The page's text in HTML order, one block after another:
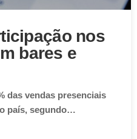
nos
bares e
das vendas presenciais
país, segundo…